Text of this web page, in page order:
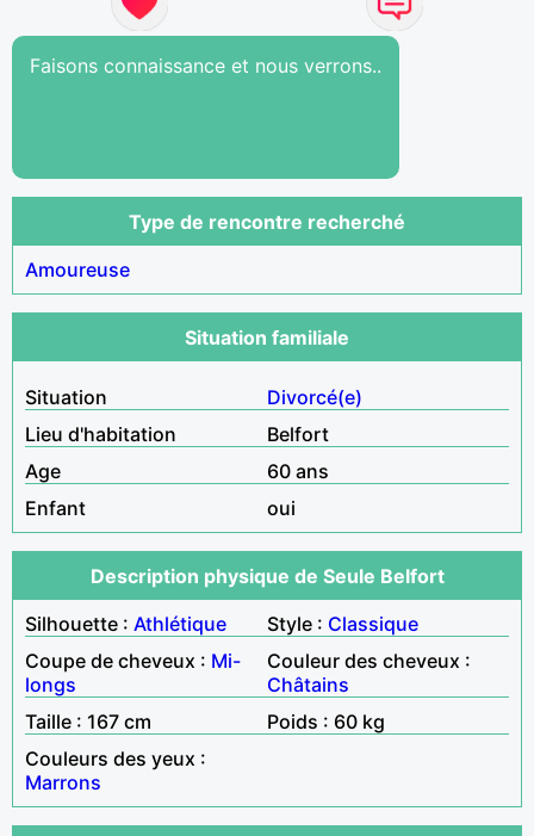
Faisons connaissance et nous verrons..
Type de rencontre recherché
Amoureuse
Situation familiale
Situation
Divorcé(e)
Lieu d'habitation
Belfort
Age
60 ans
Enfant
oui
Description physique de Seule Belfort
Silhouette : Athlétique Style : Classique
Coupe de cheveux : Mi-
longs
Couleur des cheveux :
Châtains
Taille : 167 cm
Poids : 60 kg
Couleurs des yeux :
Marrons